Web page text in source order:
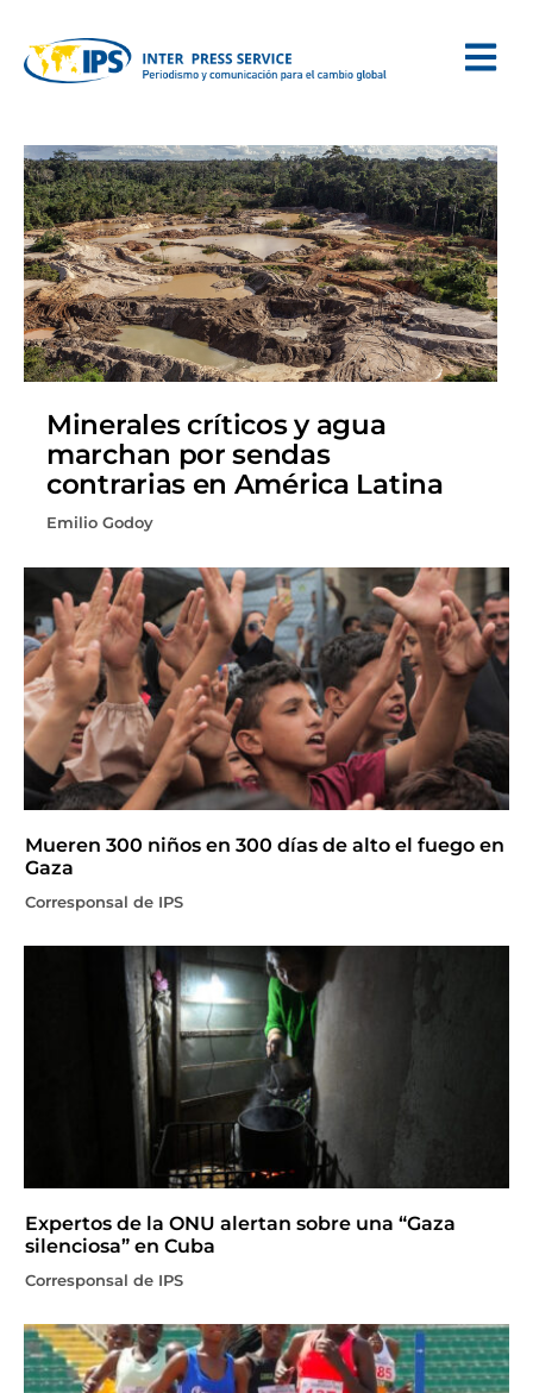
Minerales críticos y agua
marchan por sendas
contrarias en América Latina
Emilio Godoy
Mueren 300 niños en 300 días de alto el fuego en
Gaza
Corresponsal de IPS
Expertos de la ONU alertan sobre una “Gaza
silenciosa” en Cuba
Corresponsal de IPS